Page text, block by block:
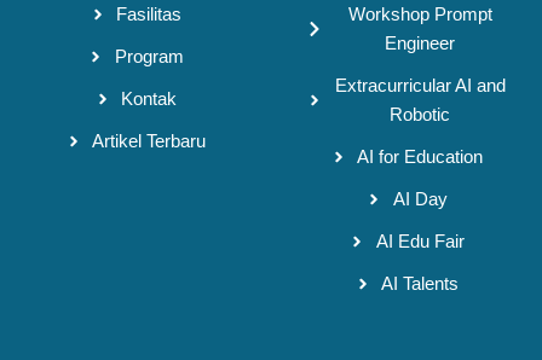
Fasilitas
Program
Kontak
Artikel Terbaru
Workshop Prompt
Engineer
Extracurricular AI and
Robotic
AI for Education
AI Day
AI Edu Fair
AI Talents